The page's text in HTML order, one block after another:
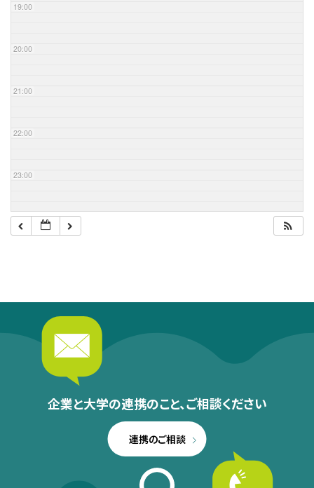
19:00
20:00
21:00
22:00
23:00
企業と大学の連携のこと、ご相談ください
連携のご相談